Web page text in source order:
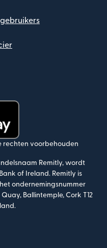
rechten voorbehouden
Remitly, wordt
of Ireland. Remitly is
ondernemingsnummer
Ballintemple, Cork T12